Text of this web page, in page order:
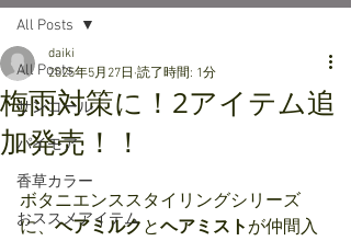
All Posts
サンコール
パイモア
香草カラー
おススメアイテム
All Posts
梅雨対策に！2アイテム追
加発売！！
daiki
2025年5月27日 読了時間: 1分
ボタニエンススタイリングシリーズ
に、ヘアミルク とヘアミストが仲間入